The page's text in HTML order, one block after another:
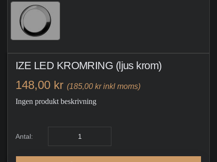
IZE LED KROMRING (ljus krom)
148,00 kr (185,00 kr inkl moms)
Ingen produkt beskrivning
Antal: